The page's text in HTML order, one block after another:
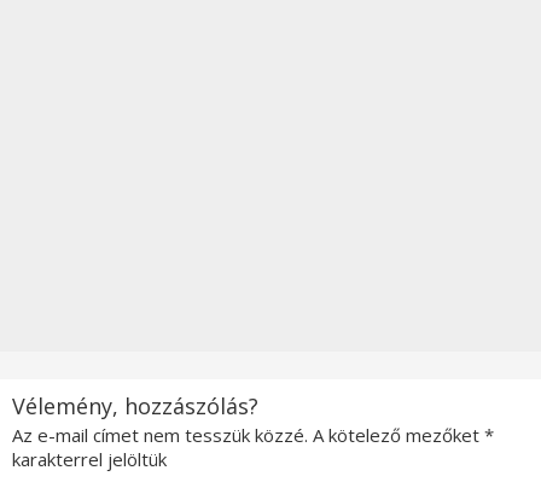
Vélemény, hozzászólás?
Az e-mail címet nem tesszük közzé. A kötelező mezőket *
karakterrel jelöltük